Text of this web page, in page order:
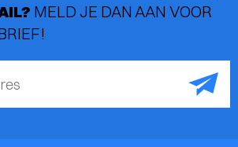
MELD JE DAN AAN VOOR